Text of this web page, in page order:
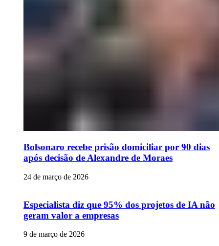
Bolsonaro recebe prisão domiciliar por 90 dias
após decisão de Alexandre de Moraes
24 de março de 2026
Especialista diz que 95% dos projetos de IA não
geram valor a empresas
9 de março de 2026